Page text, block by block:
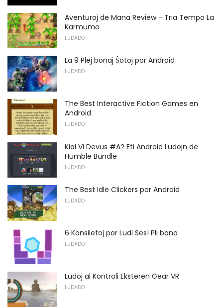
Aventuroj de Mana Review - Tria Tempo La
Karmumo
LUDADO
La 9 Plej bonaj Ŝotoj por Android
LUDADO
The Best Interactive Fiction Games en
Android
LUDADO
Kial Vi Devus #A? Eti Android Ludojn de
Humble Bundle
LUDADO
The Best Idle Clickers por Android
LUDADO
6 Konsiletoj por Ludi Ses! Pli bona
LUDADO
Ludoj al Kontroli Eksteren Gear VR
LUDADO